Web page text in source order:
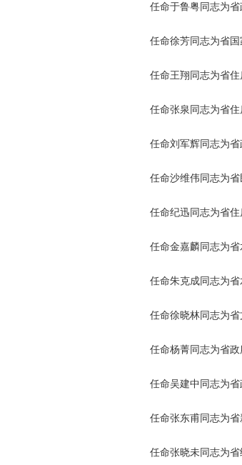
任命于鲁粤同志为省
任命徐芳同志为省国
任命王翔同志为省住
任命张泉同志为省住
任命刘军辉同志为省
任命沙维伟同志为省
任命纪迅同志为省住
任命金嘉麟同志为省
任命朱克成同志为省
任命徐晓林同志为省
任命杨菁同志为省政
任命吴建中同志为省
任命张东甫同志为省
任命张晓未同志为省